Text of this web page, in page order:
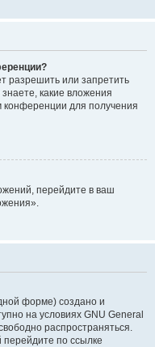
разрешить или запретить
какие вложения
для получения
перейдите в ваш
форме) создано и
на условиях GNU General
распространяться.
по ссылке